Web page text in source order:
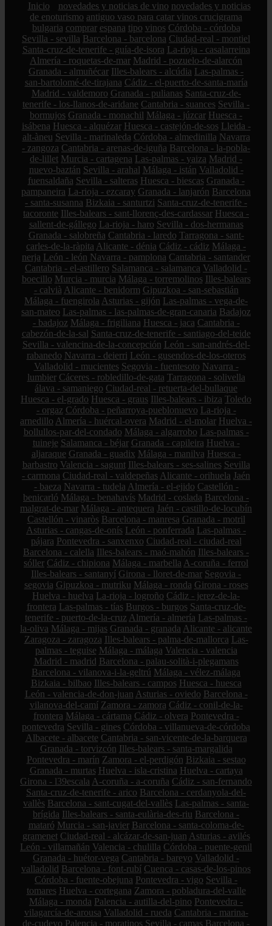
Inicio novedades y noticias de vino novedades y noticias
de enoturismo antiguo vaso para catar vinos crucigrama
bulgaria comprar espana tipo vinos Córdoba - córdoba
Sevilla - sevilla Barcelona - barcelona Ciudad-real - montiel
Santa-cruz-de-tenerife - guía-de-isora La-rioja - casalarreina
Almería - roquetas-de-mar Madrid - pozuelo-de-alarcón
Granada - almuñécar Illes-balears - alcúdia Las-palmas -
san-bartolomé-de-tirajana Cádiz - el-puerto-de-santa-maría
Madrid - valdemoro Granada - pulianas Santa-cruz-de-
tenerife - los-llanos-de-aridane Cantabria - suances Sevilla -
bormujos Granada - monachil Málaga - júzcar Huesca -
isábena Huesca - alquézar Huesca - castejón-de-sos Lleida -
alt-àneu Sevilla - marinaleda Córdoba - almedinilla Navarra
- zangoza Cantabria - arenas-de-iguña Barcelona - la-pobla-
de-lillet Murcia - cartagena Las-palmas - yaiza Madrid -
nuevo-baztán Sevilla - arahal Málaga - istán Valladolid -
fuensaldaña Sevilla - salteras Huesca - biescas Granada -
pampaneira La-rioja - ezcaray Granada - lanjarón Barcelona
- santa-susanna Bizkaia - santurtzi Santa-cruz-de-tenerife -
tacoronte Illes-balears - sant-llorenç-des-cardassar Huesca -
sallent-de-gállego La-rioja - haro Sevilla - dos-hermanas
Granada - salobreña Cantabria - laredo Tarragona - sant-
carles-de-la-ràpita Alicante - dénia Cádiz - cádiz Málaga -
nerja León - león Navarra - pamplona Cantabria - santander
Cantabria - el-astillero Salamanca - salamanca Valladolid -
boecillo Murcia - murcia Málaga - torremolinos Illes-balears
- calvià Alicante - benidorm Gipuzkoa - san-sebastián
Málaga - fuengirola Asturias - gijón Las-palmas - vega-de-
san-mateo Las-palmas - las-palmas-de-gran-canaria Badajoz
- badajoz Málaga - frigiliana Huesca - jaca Cantabria -
cabezón-de-la-sal Santa-cruz-de-tenerife - santiago-del-teide
Sevilla - valencina-de-la-concepción León - san-andrés-del-
rabanedo Navarra - deierri León - gusendos-de-los-oteros
Valladolid - mucientes Segovia - fuentesoto Navarra -
lumbier Cáceres - robledillo-de-gata Tarragona - solivella
álava - samaniego Ciudad-real - retuerta-del-bullaque
Huesca - el-grado Huesca - graus Illes-balears - ibiza Toledo
- orgaz Córdoba - peñarroya-pueblonuevo La-rioja -
arnedillo Almería - huércal-overa Madrid - el-molar Huelva -
bollullos-par-del-condado Málaga - algarrobo Las-palmas -
tuineje Salamanca - béjar Granada - capileira Huelva -
aljaraque Granada - guadix Málaga - manilva Huesca -
barbastro Valencia - sagunt Illes-balears - ses-salines Sevilla
- carmona Ciudad-real - valdepeñas Alicante - orihuela Jaén
- baeza Navarra - tudela Almería - el-ejido Castellón -
benicarló Málaga - benahavís Madrid - coslada Barcelona -
malgrat-de-mar Málaga - antequera Jaén - castillo-de-locubín
Castellón - vinaròs Barcelona - manresa Granada - motril
Asturias - cangas-de-onís León - ponferrada Las-palmas -
pájara Pontevedra - sanxenxo Ciudad-real - ciudad-real
Barcelona - calella Illes-balears - maó-mahón Illes-balears -
sóller Cádiz - chipiona Málaga - marbella A-coruña - ferrol
Illes-balears - santanyí Girona - lloret-de-mar Segovia -
segovia Gipuzkoa - mutriku Málaga - ronda Girona - roses
Huelva - huelva La-rioja - logroño Cádiz - jerez-de-la-
frontera Las-palmas - tías Burgos - burgos Santa-cruz-de-
tenerife - puerto-de-la-cruz Almería - almería Las-palmas -
la-oliva Málaga - mijas Granada - granada Alicante - alicante
Zaragoza - zaragoza Illes-balears - palma-de-mallorca Las-
palmas - teguise Málaga - málaga Valencia - valencia
Madrid - madrid Barcelona - palau-solità-i-plegamans
Barcelona - vilanova-i-la-geltrú Málaga - vélez-málaga
Bizkaia - bilbao Illes-balears - campos Huesca - huesca
León - valencia-de-don-juan Asturias - oviedo Barcelona -
vilanova-del-camí Zamora - zamora Cádiz - conil-de-la-
frontera Málaga - cártama Cádiz - olvera Pontevedra -
pontevedra Sevilla - gines Córdoba - villanueva-de-córdoba
Albacete - albacete Cantabria - san-vicente-de-la-barquera
Granada - torvizcón Illes-balears - santa-margalida
Pontevedra - marín Zamora - el-perdigón Bizkaia - sestao
Granada - murtas Huelva - isla-cristina Huelva - cartaya
Girona - l39escala A-coruña - a-coruña Cádiz - san-fernando
Santa-cruz-de-tenerife - arico Barcelona - cerdanyola-del-
vallès Barcelona - sant-cugat-del-vallès Las-palmas - santa-
brígida Illes-balears - santa-eulària-des-riu Barcelona -
mataró Murcia - san-javier Barcelona - santa-coloma-de-
gramenet Ciudad-real - alcázar-de-san-juan Asturias - avilés
León - villamañán Valencia - chulilla Córdoba - puente-genil
Granada - huétor-vega Cantabria - bareyo Valladolid -
valladolid Barcelona - font-rubí Cuenca - casas-de-los-pinos
Córdoba - fuente-obejuna Pontevedra - vigo Sevilla -
tomares Huelva - cortegana Zamora - pobladura-del-valle
Málaga - monda Palencia - autilla-del-pino Pontevedra -
vilagarcía-de-arousa Valladolid - rueda Cantabria - marina-
de-cudeyo Palencia - moratinos Sevilla - camas Barcelona -